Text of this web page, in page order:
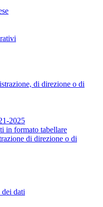
di direzione o di
2025
in formato tabellare
di direzione o di
dei dati